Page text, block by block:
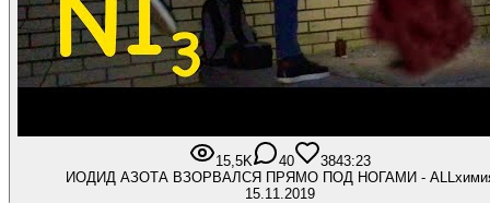
15,5K 40 3843:23
ИОДИД АЗОТА ВЗОРВАЛСЯ ПРЯМО ПОД НОГАМИ -
15.11.2019